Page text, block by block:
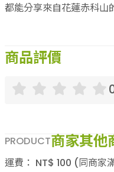
都能分享來自花蓮赤科山
商品評價
PRODUCT商家其他
運費： NT$ 100 (同商家